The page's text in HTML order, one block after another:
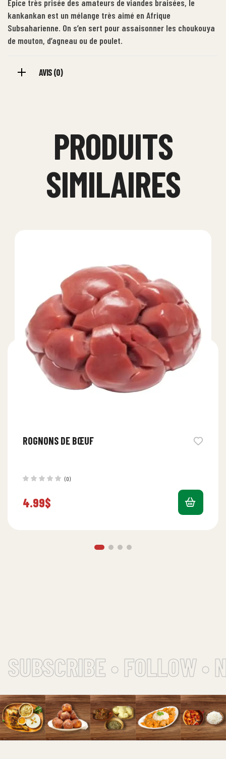
Épice très prisée des amateurs de viandes braisées, le
kankankan est un mélange très aimé en Afrique
Subsaharienne. On s’en sert pour assaisonner les choukouya
de mouton, d’agneau ou de poulet.
AVIS (0)
PRODUITS
SIMILAIRES
ROGNONS DE BŒUF
(0)
4.99$
SUBSCRIBE • FOLLOW •